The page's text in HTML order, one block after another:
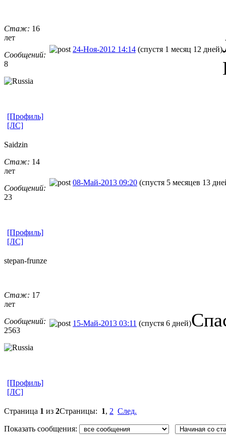
Стаж: 16
лет
Сообщений:
8
24-Ноя-2012 14:14 (спустя 1 месяц 12 дней)
[Профиль]
[ЛС]
Saidzin
Стаж: 14
лет
Сообщений:
23
08-Май-2013 09:20 (спустя 5 месяцев 13
[Профиль]
[ЛС]
stepan-frunz​e
Стаж: 17
лет
Сообщений:
2563
15-Май-2013 03:11 (спустя 6 дней)
[Профиль]
[ЛС]
Страница 1 из 2Страницы: 1, 2 След.
Показать сообщения: